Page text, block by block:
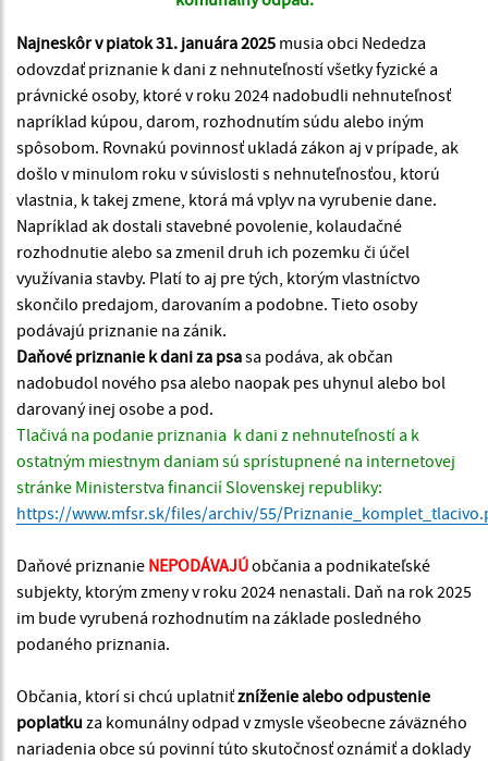
Najneskôr v piatok 31. januára 2025 musia obci Nededza
odovzdať priznanie k dani z nehnuteľností všetky fyzické a
právnické osoby, ktoré v roku 2024 nadobudli nehnuteľnosť
napríklad kúpou, darom, rozhodnutím súdu alebo iným
spôsobom. Rovnakú povinnosť ukladá zákon aj v prípade, ak
došlo v minulom roku v súvislosti s nehnuteľnosťou, ktorú
vlastnia, k takej zmene, ktorá má vplyv na vyrubenie dane.
Napríklad ak dostali stavebné povolenie, kolaudačné
rozhodnutie alebo sa zmenil druh ich pozemku či účel
využívania stavby. Platí to aj pre tých, ktorým vlastníctvo
skončilo predajom, darovaním a podobne. Tieto osoby
podávajú priznanie na zánik.
Daňové priznanie k dani za psasa podáva, ak občan
nadobudol nového psa alebo naopak pes uhynul alebo bol
darovaný inej osobe a pod.
Tlačivá na podanie priznania k dani z nehnuteľností a k
ostatným miestnym daniam sú sprístupnené na internetovej
stránke Ministerstva financií Slovenskej republiky:
https://www.mfsr.sk/files/archiv/55/
Daňové priznanie NEPODÁVAJÚobčania a podnikateľské
subjekty, ktorým zmeny v roku 2024 nenastali. Daň na rok 2025
im bude vyrubená rozhodnutím na základe posledného
podaného priznania.
Občania, ktorí si chcú uplatniťzníženie alebo odpustenie
poplatku za komunálny odpad v zmysle všeobecne záväzného
nariadenia obce sú povinní túto skutočnosť oznámiť a doklady